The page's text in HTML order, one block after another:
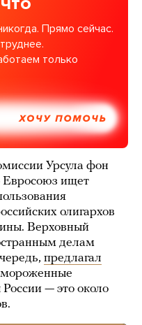
Прямо сейчас.
только
ХОЧУ ПОМОЧЬ
Урсула фон
Евросоюз ищет
олигархов
Верховный
делам
предлагал
— это около